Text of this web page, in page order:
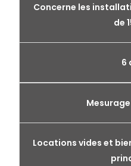
Concerne les
de
6
Mesurage
Locations vides et